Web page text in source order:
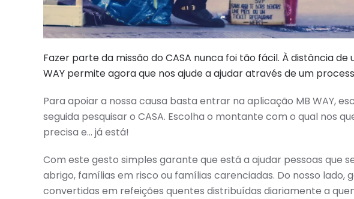
Fazer parte da missão do CASA nunca foi tão fácil. À distância de
WAY permite agora que nos ajude a ajudar através de um
Para apoiar a nossa causa basta entrar na aplicação MB WAY,
seguida pesquisar o CASA. Escolha o montante com o qual nos
precisa e… já está!
Com este gesto simples garante que está a ajudar pessoas que
abrigo, famílias em risco ou famílias carenciadas. Do nosso lado,
convertidas em refeições quentes distribuídas diariamente a